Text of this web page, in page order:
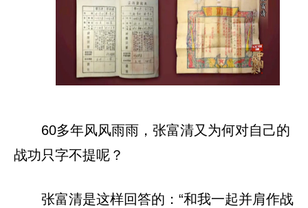
60多年风风雨雨，张富清又为何对自己的
战功只字不提呢？
张富清是这样回答的：“和我一起并肩作战